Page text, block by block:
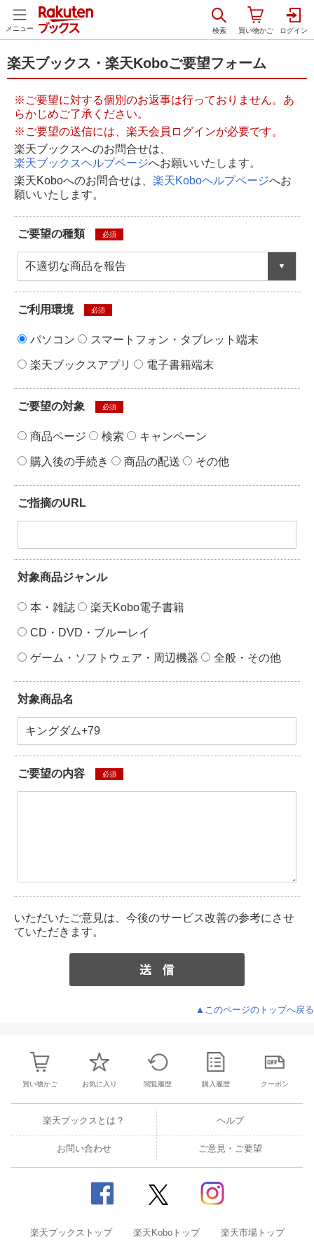
メニュー
楽天ブックス・楽天Koboご要望フォーム
※ご要望に対する個別のお返事は行っておりません。あ
らかじめご了承ください。
※ご要望の送信には、楽天会員ログインが必要です。
楽天ブックスへのお問合せは、
楽天ブックスヘルプページへお願いいたします。
楽天Koboへのお問合せは、 楽天Koboヘルプページへお
願いいたします。
ご要望の種類 必須
不適切な商品を報告
ご利用環境 必須
パソコン スマートフォン・タブレット端末
楽天ブックスアプリ 電子書籍端末
ご要望の対象 必須
商品ページ 検索 キャンペーン
購入後の手続き 商品の配送 その他
ご指摘のURL
対象商品ジャンル
本・雑誌 楽天Kobo電子書籍
CD・DVD・ブルーレイ
ゲーム・ソフトウェア・周辺機器 全般・その他
対象商品名
ご要望の内容 必須
いただいたご意見は、今後のサービス改善の参考にさせ
ていただきます。
▲このページのトップへ戻る
買い物かご お気に入り 閲覧履歴 購入履歴 クーポン
楽天ブックスとは？ ヘルプ
お問い合わせ ご意見・ご要望
楽天ブックストップ 楽天Koboトップ 楽天市場トップ